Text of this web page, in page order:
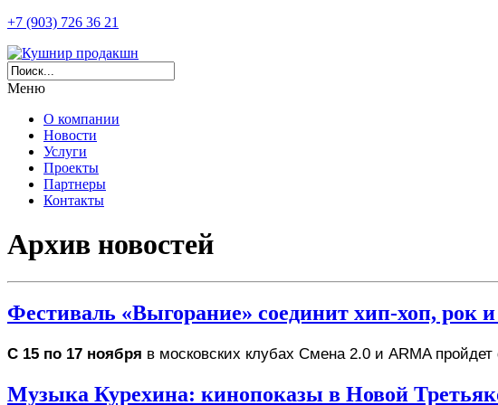
+7 (903) 726 36 21
Меню
О компании
Новости
Услуги
Проекты
Партнеры
Контакты
Архив новостей
Фестиваль «Выгорание» соединит хип-хоп, рок
С 15 по 17 ноября в московских клубах Смена 2.0 и ARMA
Музыка Курехина: кинопоказы в Новой